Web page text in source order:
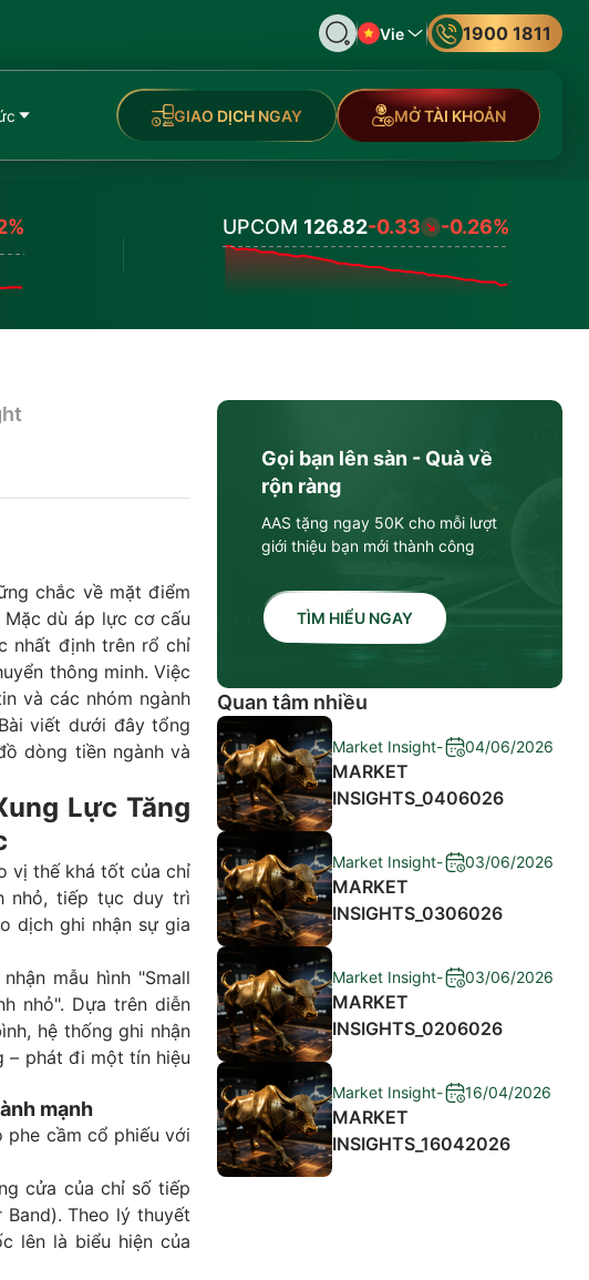
Vie 1900 1811
GIAO DỊCH NGAY MỞ TÀI KHOẢN
UPCOM 126.82-0.33 -0.26%
chắc về mặt điểm
dù áp lực cơ cấu
nhất định trên rổ chỉ
thông minh. Việc
và các nhóm ngành
viết dưới đây tổng
dòng tiền ngành và
Lực Tăng
vị thế khá tốt của chỉ
nhỏ, tiếp tục duy trì
dịch ghi nhận sự gia
mẫu hình "Small
nhỏ". Dựa trên diễn
hệ thống ghi nhận
– phát đi một tín hiệu
mạnh
cầm cổ phiếu với
cửa của chỉ số tiếp
Theo lý thuyết
lên là biểu hiện của
Gọi bạn lên sàn - Quà về
rộn ràng
AAS tặng ngay 50K cho mỗi lượt
giới thiệu bạn mới thành công
TÌM HIỂU NGAY
Quan tâm nhiều
Market Insight- 04/06/2026
MARKET
INSIGHTS_0406026
Market Insight- 03/06/2026
MARKET
INSIGHTS_0306026
Market Insight- 03/06/2026
MARKET
INSIGHTS_0206026
Market Insight- 16/04/2026
MARKET
INSIGHTS_16042026